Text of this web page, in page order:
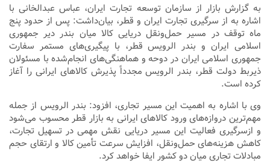
به گزارش بازار از سازمان توسعه تجارت ایران، عباس عبدالخانی با
اشاره به از سرگیری تجارت ایران و قطر، بیان‌داشت: پس از حدود پنج
ماه توقف در مسیر حمل‌ونقل دریایی کالا میان بندر دیر جمهوری
اسلامی ایران و بندر الرویس قطر، با پیگیری‌های مستمر سفارت
جمهوری اسلامی ایران در دوحه و هماهنگی‌های انجام‌شده با مسئولان
ذیربط دولت قطر، بندر الرویس مجدداً پذیرش کالاهای ایرانی را آغاز
کرده است.
وی با اشاره به اهمیت این مسیر تجاری، افزود: بندر الرویس از جمله
مهم‌ترین دروازه‌های ورود کالاهای ایرانی به بازار قطر محسوب می‌شود
و ازسرگیری فعالیت این مسیر دریایی نقش مهمی در تسهیل تجارت،
کاهش هزینه‌های حمل‌ونقل، افزایش سرعت تأمین کالا و ارتقای حجم
مبادلات تجاری میان دو کشور ایفا خواهد کرد.